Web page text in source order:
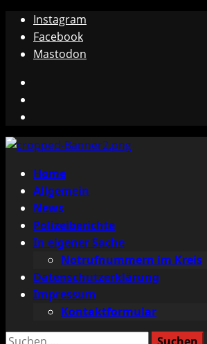
Zum
Inhalt
springen
Instagram
Facebook
Mastodon
Primäres
Menü
Home
Allgemein
News
Polizeiberichte
In eigener Sache
Notrufnummern im Kreis
Datenschutzerklärung
Impressum
Kontaktformular
Suchen